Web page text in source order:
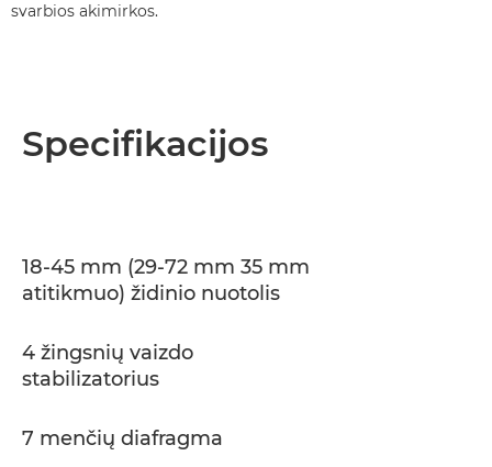
svarbios akimirkos.
Specifikacijos
18-45 mm (29-72 mm 35 mm
atitikmuo) židinio nuotolis
4 žingsnių vaizdo
stabilizatorius
7 menčių diafragma